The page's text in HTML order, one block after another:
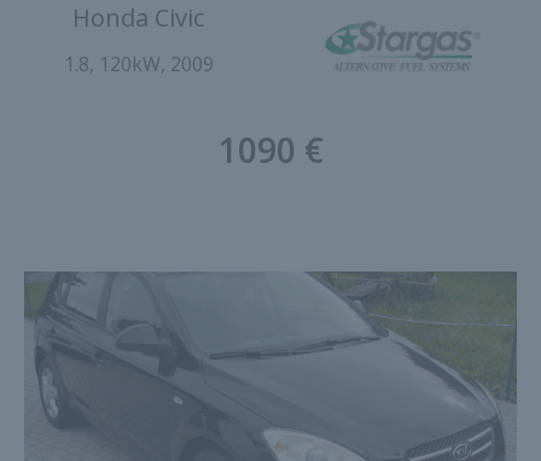
Honda Civic
1.8, 120kW, 2009
1090 €